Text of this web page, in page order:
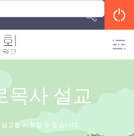
목사 설교
교를 시청할 수 있습니다.